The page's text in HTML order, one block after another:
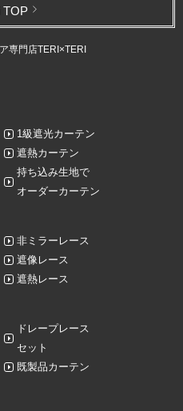
TOP
専門店TERI×TERI
1級遮光カーテン
遮熱カーテン
持ち込み生地で
オーダーカーテン
非ミラーレース
遮像レース
遮熱レース
ドレープレース
セット
既製品カーテン